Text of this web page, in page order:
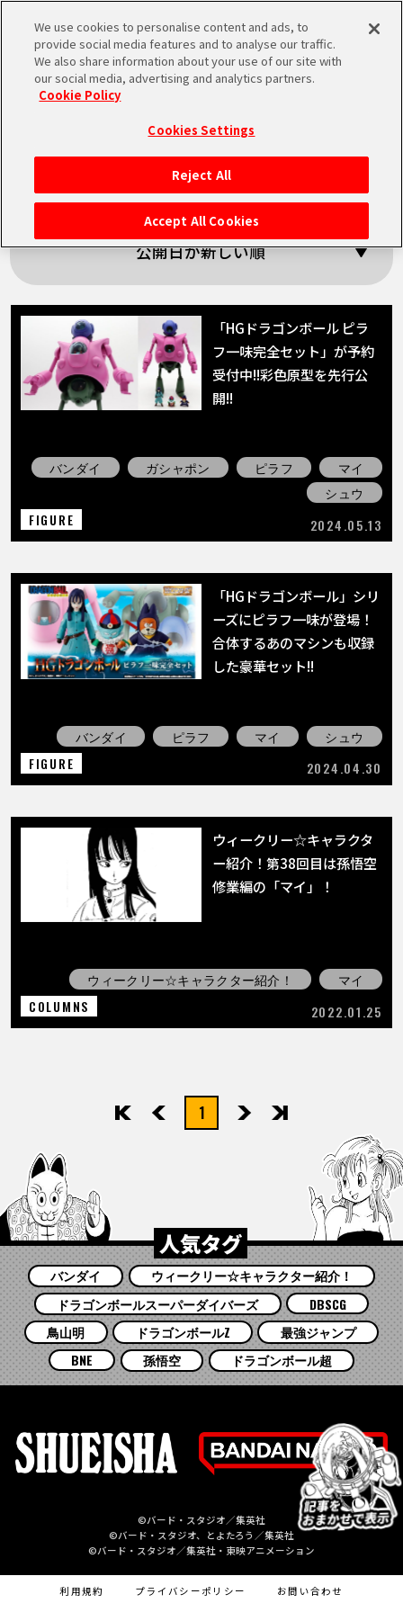
MEN
HOME
NEWS
RANKING
MOVIE
COLUMNS
ABOUT
LANGUAGE
JP
EN FR DE ES
「マイ」の検索結果
公開日が新しい順
「HGドラゴンボール ピラ
フ一味完全セット」が予約
受付中!!彩色原型を先行公
開!!
バンダイ ガシャポン ピラフ
マイ
シュウ
FIGURE
2024.05.13
「HGドラゴンボール」シリ
ーズにピラフ一味が登場！
合体するあのマシンも収録
した豪華セット!!
バンダイ ピラフ マイ
シュウ
FIGURE
2024.04.30
ウィークリー☆キャラクタ
ー紹介！第38回目は孫悟空
修業編の「マイ」！
ウィークリー☆キャラクター紹介！
マイ
COLUMNS
2022.01.25
先頭 前へ1 次へ最後
人気タグ
バンダイ
ウィークリー☆キャラクター紹介！
ドラゴンボールスーパーダイバーズ
DBSCG
鳥山明
ドラゴンボールZ
最強ジャンプ
BNE
孫悟空 ドラゴンボール超
©バード・スタジオ／集英社
©バード・スタジオ、とよたろう／集英社
©バード・スタジオ／集英社・東映アニメーション
利用規約 プライバシーポリシー お問い合わせ
We use cookies to personalise content and ads, to
provide social media features and to analyse our traffic.
We also share information about your use of our site with
our social media, advertising and analytics partners.
Cookie Policy
Cookies Settings
Reject All
Accept All Cookies